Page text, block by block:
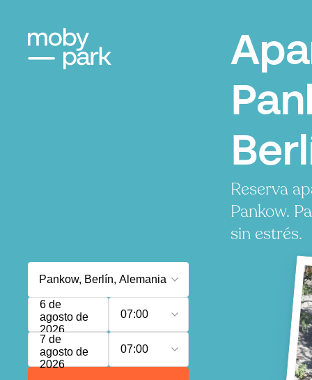
Reserva
Pankow.
sin estrés.
6 de
agosto de
2026
07:00
7 de
agosto de
2026
07:00